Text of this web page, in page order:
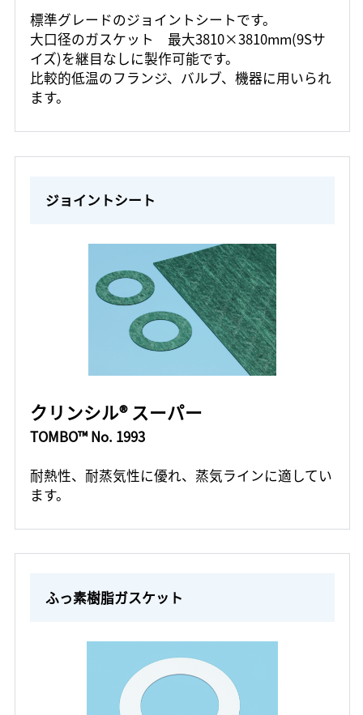
標準グレードのジョイントシートです。
大口径のガスケット 最大3810×3810mm(9Sサ
イズ)を継目なしに製作可能です。
比較的低温のフランジ、バルブ、機器に用いられ
ます。
ジョイントシート
クリンシル® スーパー
TOMBO™ No. 1993
耐熱性、耐蒸気性に優れ、蒸気ラインに適してい
ます。
ふっ素樹脂ガスケット